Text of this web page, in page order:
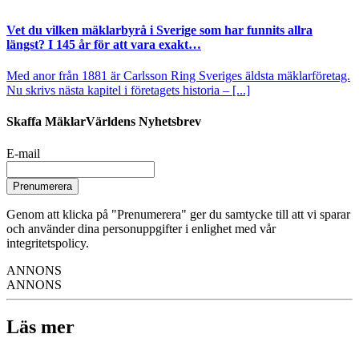
Vet du vilken mäklarbyrå i Sverige som har funnits allra
längst? I 145 år för att vara exakt…
Med anor från 1881 är Carlsson Ring Sveriges äldsta mäklarföretag.
Nu skrivs nästa kapitel i företagets historia – [...]
Skaffa MäklarVärldens Nyhetsbrev
E-mail
Prenumerera
Genom att klicka på "Prenumerera" ger du samtycke till att vi sparar
och använder dina personuppgifter i enlighet med vår
integritetspolicy.
ANNONS
ANNONS
Läs mer